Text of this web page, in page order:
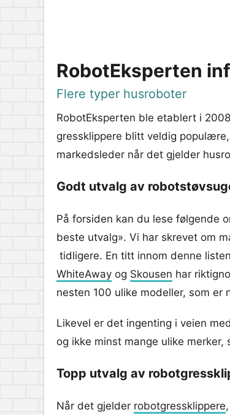
RobotEksperten
Flere typer husroboter
RobotEksperten ble etablert i
gressklippere blitt veldig
markedsleder når det gjelder
Godt utvalg av
På forsiden kan du lese følgende
beste utvalg». Vi har skrevet om
tidligere. En titt innom denne
WhiteAway og Skousen har
nesten 100 ulike modeller, som er
Likevel er det ingenting i veien
og ikke minst mange ulike
Topp utvalg av
Når det gjelder robotgressklippere